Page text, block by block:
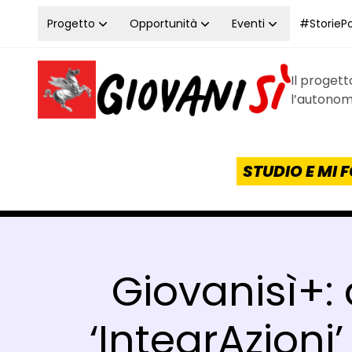
Vai al contenuto
Progetto Opportunità Eventi
Homepage Giovanisì - Progetto della Regione
Il
STUDIO E MI